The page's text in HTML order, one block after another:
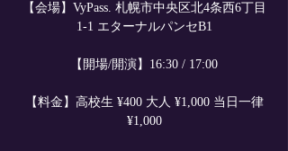
【会場】VyPass. 札幌市中央区北4条西6丁目
1-1 エターナルパンセB1
【開場/開演】16:30 / 17:00
【料金】高校生 ¥400 大人 ¥1,000 当日一律
¥1,000